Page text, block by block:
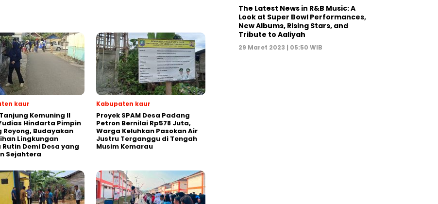
kaur
Kemuning II
Hindarta Pimpin
Royong, Budayakan
Lingkungan
Rutin Demi Desa yang
Sejahtera
Kabupaten kaur
Proyek SPAM Desa Padang
Petron Bernilai Rp578 Juta,
Warga Keluhkan Pasokan Air
Justru Terganggu di Tengah
Musim Kemarau
The Latest News in R&B Music: A
Look at Super Bowl Performances,
New Albums, Rising Stars, and
Tribute to Aaliyah
29 Maret 2023 | 05:50 WIB